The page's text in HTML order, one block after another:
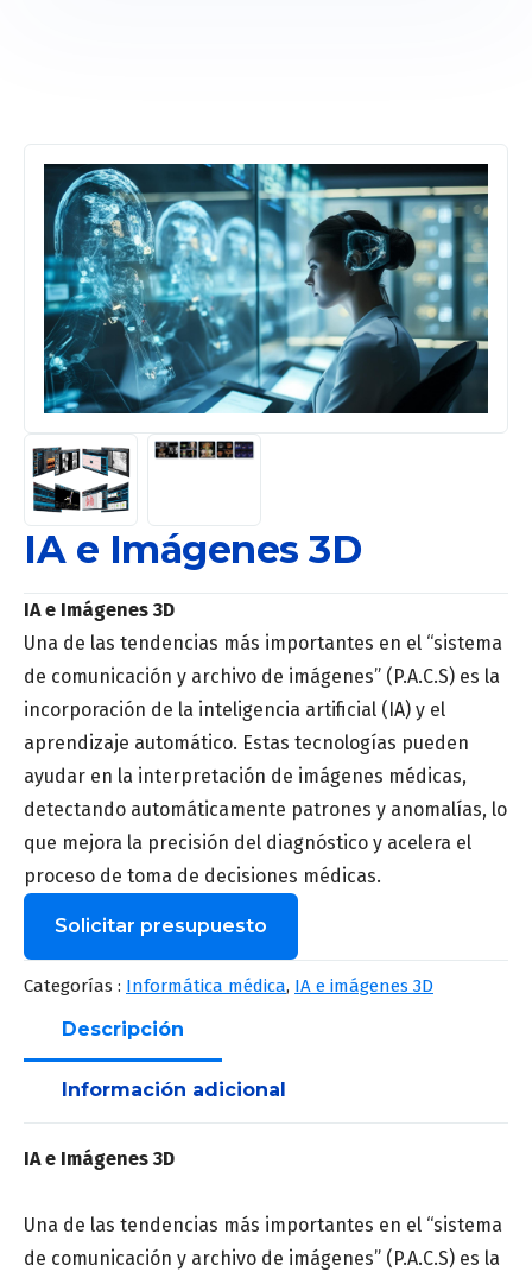
IA e Imágenes 3D
IA e Imágenes 3D
Una de las tendencias más importantes en el “sistema
de comunicación y archivo de imágenes” (P.A.C.S) es la
incorporación de la inteligencia artificial (IA) y el
aprendizaje automático. Estas tecnologías pueden
ayudar en la interpretación de imágenes médicas,
detectando automáticamente patrones y anomalías, lo
que mejora la precisión del diagnóstico y acelera el
proceso de toma de decisiones médicas.
Solicitar presupuesto
Nombre
Apellido*
Categorías : Informática médica, IA e imágenes 3D
Descripción
Información adicional
IA e Imágenes 3D
Una de las tendencias más importantes en el “sistema
de comunicación y archivo de imágenes” (P.A.C.S) es la